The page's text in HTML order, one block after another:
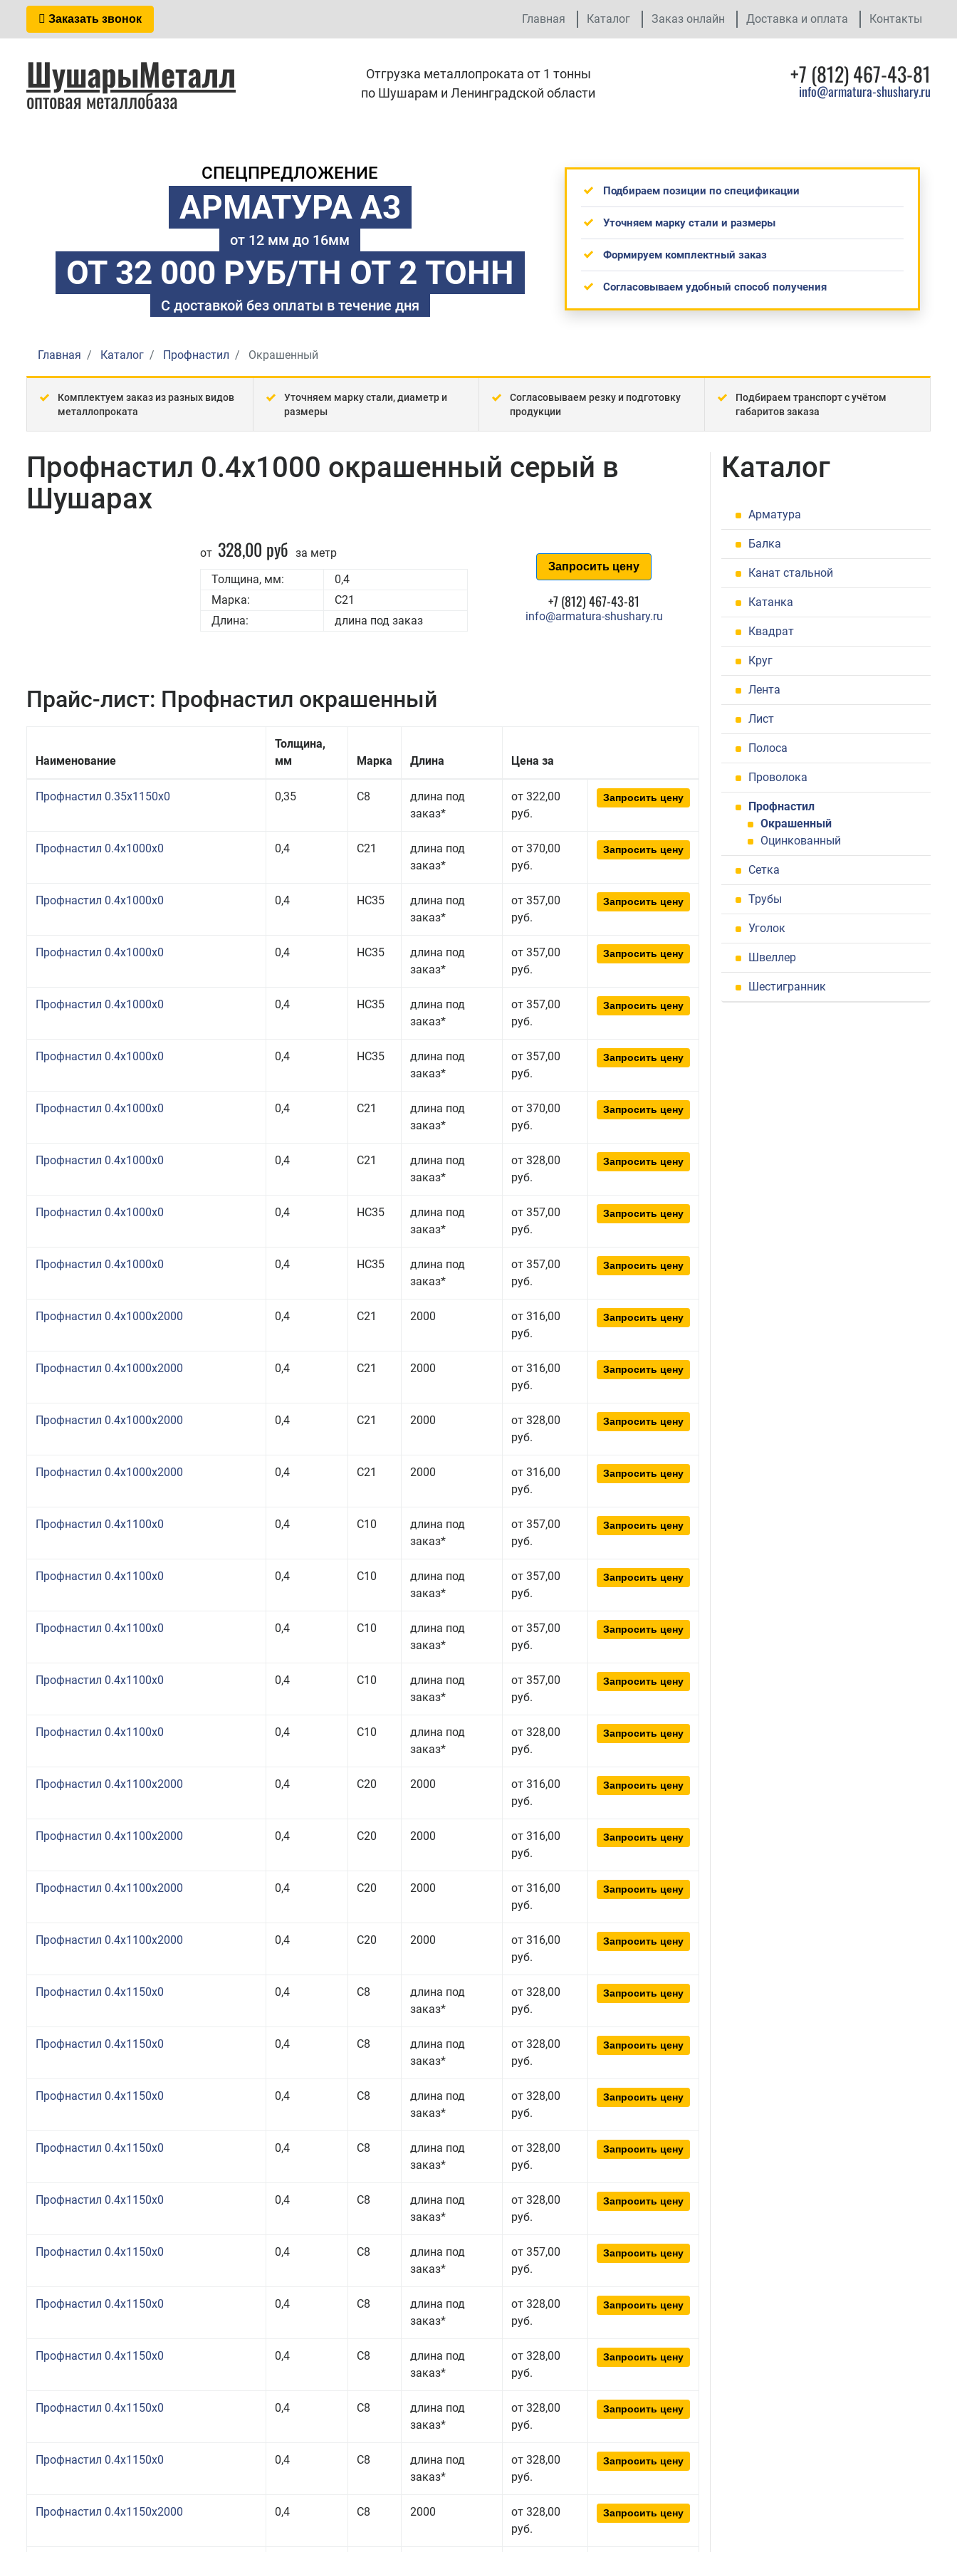
Заказать звонок Главная Каталог Заказ онлайн Доставка и оплата Контакты
ШушарыМеталл
оптовая металлобаза
Отгрузка металлопроката от 1 тонны
по Шушарам и Ленинградской области
+7 (812) 467-43-81
info@armatura-shushary.ru
СПЕЦПРЕДЛОЖЕНИЕ
АРМАТУРА А3
от 12 мм до 16мм
ОТ 32 000 РУБ/ТН ОТ 2 ТОНН
С доставкой без оплаты в течение дня
Подбираем позиции по спецификации
Уточняем марку стали и размеры
Формируем комплектный заказ
Согласовываем удобный способ получения
Главная Каталог Профнастил Окрашенный
Комплектуем заказ из разных видов
металлопроката
Уточняем марку стали, диаметр и
размеры
Согласовываем резку и подготовку
продукции
Подбираем транспорт с учётом
габаритов заказа
Профнастил 0.4x1000 окрашенный серый в
Шушарах
от 328,00 руб за метр
Толщина, мм:
0,4
Марка:
С21
Длина:
длина под заказ
Запросить цену
+7 (812) 467-43-81
info@armatura-shushary.ru
Прайс-лист: Профнастил окрашенный
Наименование
Толщина,
мм
Марка Длина Цена за
Профнастил 0.35x1150x0 0,35 С8
длина под
заказ*
от 322,00
руб.
Запросить цену
Профнастил 0.4x1000x0 0,4 С21
длина под
заказ*
от 370,00
руб.
Запросить цену
Профнастил 0.4x1000x0 0,4 НС35
длина под
заказ*
от 357,00
руб.
Запросить цену
Профнастил 0.4x1000x0 0,4 НС35
длина под
заказ*
от 357,00
руб.
Запросить цену
Профнастил 0.4x1000x0 0,4 НС35
длина под
заказ*
от 357,00
руб.
Запросить цену
Профнастил 0.4x1000x0 0,4 НС35
длина под
заказ*
от 357,00
руб.
Запросить цену
Профнастил 0.4x1000x0 0,4 С21
длина под
заказ*
от 370,00
руб.
Запросить цену
Профнастил 0.4x1000x0 0,4 С21
длина под
заказ*
от 328,00
руб.
Запросить цену
Профнастил 0.4x1000x0 0,4 НС35
длина под
заказ*
от 357,00
руб.
Запросить цену
Профнастил 0.4x1000x0 0,4 НС35
длина под
заказ*
от 357,00
руб.
Запросить цену
Профнастил 0.4x1000x2000 0,4 С21 2000
от 316,00
руб.
Запросить цену
Профнастил 0.4x1000x2000 0,4 С21 2000
от 316,00
руб.
Запросить цену
Профнастил 0.4x1000x2000 0,4 С21 2000
от 328,00
руб.
Запросить цену
Профнастил 0.4x1000x2000 0,4 С21 2000
от 316,00
руб.
Запросить цену
Профнастил 0.4x1100x0 0,4 С10
длина под
заказ*
от 357,00
руб.
Запросить цену
Профнастил 0.4x1100x0 0,4 С10
длина под
заказ*
от 357,00
руб.
Запросить цену
Профнастил 0.4x1100x0 0,4 С10
длина под
заказ*
от 357,00
руб.
Запросить цену
Профнастил 0.4x1100x0 0,4 С10
длина под
заказ*
от 357,00
руб.
Запросить цену
Профнастил 0.4x1100x0 0,4 С10
длина под
заказ*
от 328,00
руб.
Запросить цену
Профнастил 0.4x1100x2000 0,4 С20 2000
от 316,00
руб.
Запросить цену
Профнастил 0.4x1100x2000 0,4 С20 2000
от 316,00
руб.
Запросить цену
Профнастил 0.4x1100x2000 0,4 С20 2000
от 316,00
руб.
Запросить цену
Профнастил 0.4x1100x2000 0,4 С20 2000
от 316,00
руб.
Запросить цену
Профнастил 0.4x1150x0 0,4 С8
длина под
заказ*
от 328,00
руб.
Запросить цену
Профнастил 0.4x1150x0 0,4 С8
длина под
заказ*
от 328,00
руб.
Запросить цену
Профнастил 0.4x1150x0 0,4 С8
длина под
заказ*
от 328,00
руб.
Запросить цену
Профнастил 0.4x1150x0 0,4 С8
длина под
заказ*
от 328,00
руб.
Запросить цену
Профнастил 0.4x1150x0 0,4 С8
длина под
заказ*
от 328,00
руб.
Запросить цену
Профнастил 0.4x1150x0 0,4 С8
длина под
заказ*
от 357,00
руб.
Запросить цену
Профнастил 0.4x1150x0 0,4 С8
длина под
заказ*
от 328,00
руб.
Запросить цену
Профнастил 0.4x1150x0 0,4 С8
длина под
заказ*
от 328,00
руб.
Запросить цену
Профнастил 0.4x1150x0 0,4 С8
длина под
заказ*
от 328,00
руб.
Запросить цену
Профнастил 0.4x1150x0 0,4 С8
длина под
заказ*
от 328,00
руб.
Запросить цену
Профнастил 0.4x1150x2000 0,4 С8 2000
от 328,00
руб.
Запросить цену
Каталог
Арматура
Балка
Канат стальной
Катанка
Квадрат
Круг
Лента
Лист
Полоса
Проволока
Профнастил
Окрашенный
Оцинкованный
Сетка
Трубы
Уголок
Швеллер
Шестигранник